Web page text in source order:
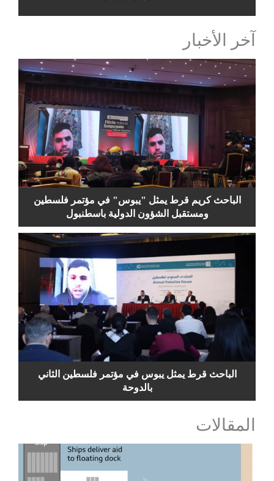
آخر الأخبار
الباحث كريم قرط يمثل "يبوس" في مؤتمر فلسطين
ومستقبل الشؤون الدولية باسطنبول
الباحث قرط يمثل يبوس في مؤتمر فلسطين الثاني
بالدوحة
المقالات